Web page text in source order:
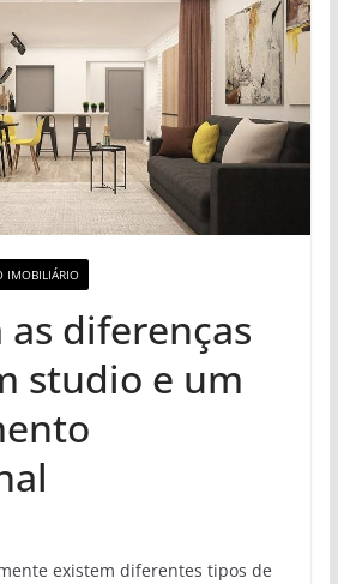
IMOBILIÁRIO
as diferenças
studio e um
existem diferentes tipos de